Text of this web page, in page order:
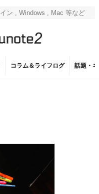
コラム＆ライフログ 話題・